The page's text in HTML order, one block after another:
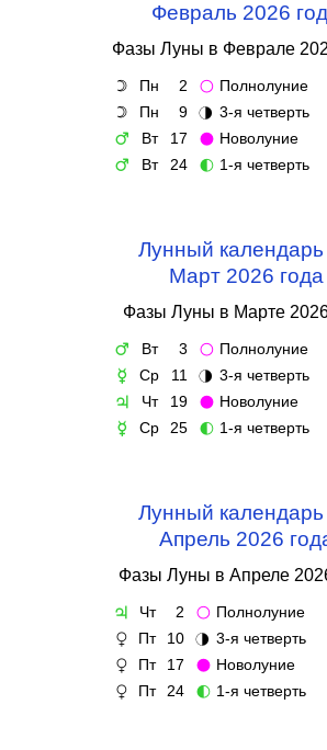
Февраль 2026
Фазы Луны в Феврале
☽ Пн 2 🌕 Полнолуние
☽ Пн 9 🌗 3-я четверть
♂ Вт 17 🌑 Новолуние
♂ Вт 24 🌓 1-я четверть
Лунный
Март 2026 года
Фазы Луны в Марте
♂ Вт 3 🌕 Полнолуние
☿ Ср 11 🌗 3-я четверть
♃ Чт 19 🌑 Новолуние
☿ Ср 25 🌓 1-я четверть
Лунный
Апрель 2026
Фазы Луны в Апреле
♃ Чт 2 🌕 Полнолуние
♀ Пт 10 🌗 3-я четверть
♀ Пт 17 🌑 Новолуние
♀ Пт 24 🌓 1-я четверть